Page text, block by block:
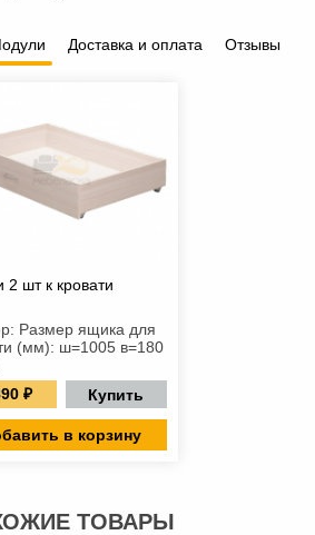
Доставка и оплата Отзывы
2 шт к кровати
Размер ящика для
(мм): ш=1005 в=180
₽
Купить
в корзину
ТОВАРЫ